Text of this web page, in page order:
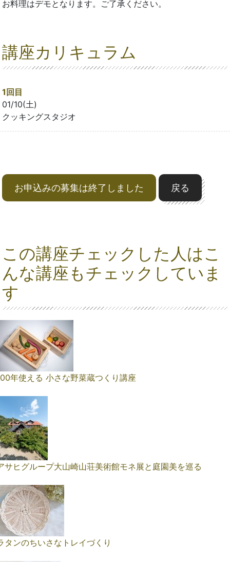
お料理はデモとなります。ご了承ください。
講座カリキュラム
1回目
01/10(土)
クッキングスタジオ
お申込みの募集は終了しました 戻る
この講座チェックした人はこ
んな講座もチェックしていま
す
年使える 小さな野菜蔵つくり講座
サヒグループ大山崎山荘美術館モネ展と庭園美を巡る
タンのちいさなトレイづくり